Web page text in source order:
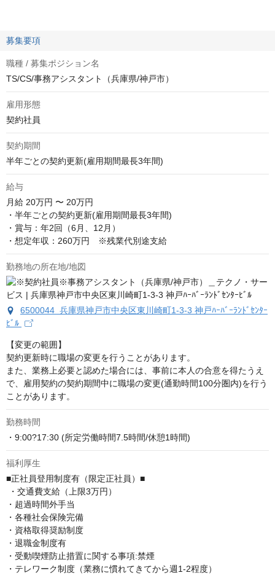
募集要項
職種 / 募集ポジション名
TS/CS/事務アシスタント（兵庫県/神戸市）
雇用形態
契約社員
契約期間
半年ごとの契約更新(雇用期間最長3年間)
給与
月給 20万円 〜 20万円
・半年ごとの契約更新(雇用期間最長3年間)
・賞与：年2回（6月、12月）
・想定年収：260万円　※残業代別途支給
勤務地の所在地/地図
6500044 兵庫県神戸市中央区東川崎町1-3-3 神戸ﾊｰﾊﾞｰﾗﾝﾄﾞｾﾝﾀｰ
ﾋﾞﾙ
【変更の範囲】
契約更新時に職場の変更を行うことがあります。
また、業務上必要と認めた場合には、事前に本人の合意を得たうえ
で、雇用契約の契約期間中に職場の変更(通勤時間100分圏内)を行う
ことがあります。
勤務時間
・9:00?17:30 (所定労働時間7.5時間/休憩1時間)
福利厚生
■正社員登用制度有（限定正社員）■
・超過時間外手当
・各種社会保険完備
・資格取得奨励制度
・退職金制度有
・受動喫煙防止措置に関する事項:禁煙
・テレワーク制度（業務に慣れてきてから週1-2程度）